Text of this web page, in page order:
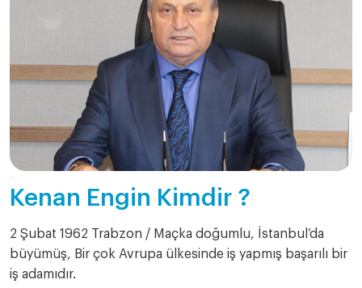
Kenan Engin Kimdir ?
2 Şubat 1962 Trabzon / Maçka doğumlu, İstanbul’da
büyümüş, Bir çok Avrupa ülkesinde iş yapmış başarılı bir
iş adamıdır.